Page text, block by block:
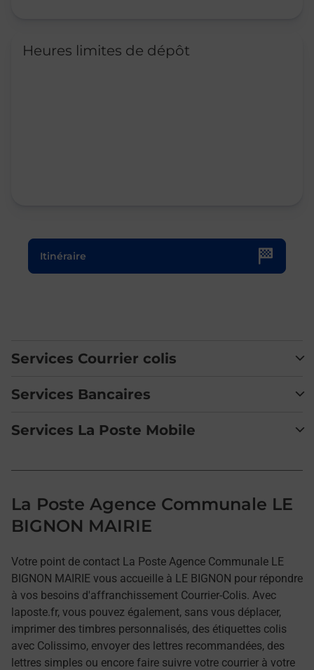
Heures limites de dépôt
Itinéraire
Le lien s'ouvre dans un nouvel onglet
Services Courrier colis
Services Bancaires
Services La Poste Mobile
La Poste Agence Communale LE
BIGNON MAIRIE
Votre point de contact La Poste Agence Communale LE
BIGNON MAIRIE vous accueille à LE BIGNON pour répondre
à vos besoins d'affranchissement Courrier-Colis. Avec
laposte.fr, vous pouvez également, sans vous déplacer,
imprimer des timbres personnalisés, des étiquettes colis
avec Colissimo, envoyer des lettres recommandées, des
lettres simples ou encore faire suivre votre courrier à votre